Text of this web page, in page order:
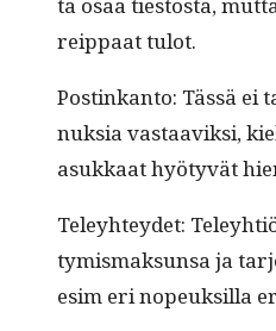
reip­paat tulot.
Postinkan­to: Tässä
nuk­sia vas­taaviksi,
asukkaat hyö­tyvät
Teley­htey­det:
tymis­mak­sun­sa ja
esim eri nopeuk­sil­la